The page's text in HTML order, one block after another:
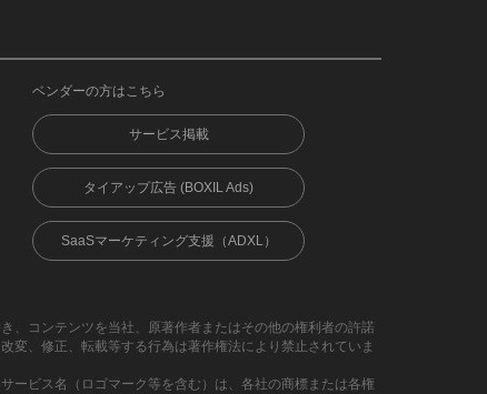
ベンダーの方はこちら
サービス掲載
タイアップ広告 (BOXIL Ads)
SaaSマーケティング支援（ADXL）
、コンテンツを当社、原著作者またはその他の権利者の許諾
変、修正、転載等する行為は著作権法により禁止されていま
ービス名（ロゴマーク等を含む）は、各社の商標または各権